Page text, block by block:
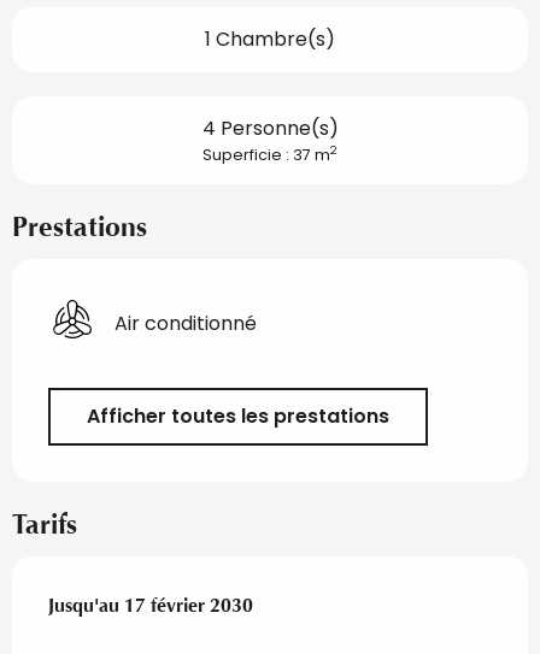
1 Chambre(s)
4 Personne(s)
Superficie : 37 m2
Prestations
Air conditionné
Afficher toutes les prestations
Tarifs
Du17 février 2025au17 février 2030
Jusqu'au 17 février 2030